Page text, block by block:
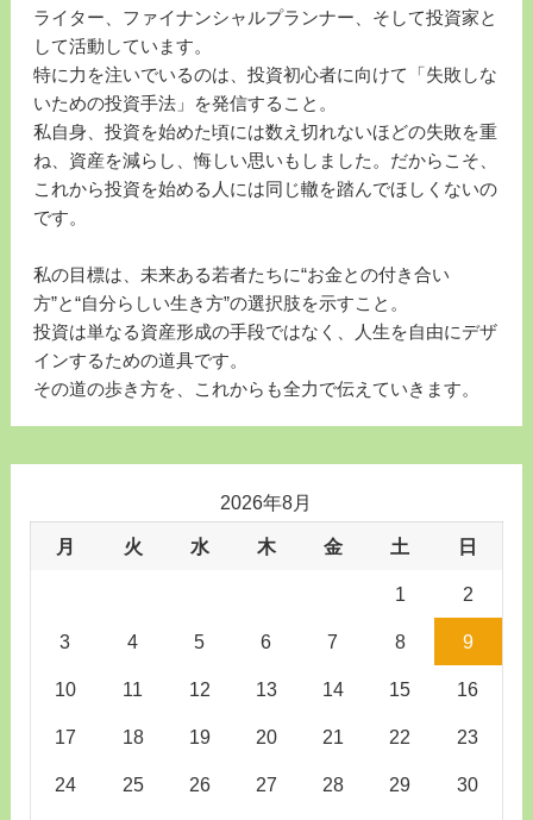
ライター、ファイナンシャルプランナー、そして投資家と
して活動しています。
特に力を注いでいるのは、投資初心者に向けて「失敗しな
いための投資手法」を発信すること。
私自身、投資を始めた頃には数え切れないほどの失敗を重
ね、資産を減らし、悔しい思いもしました。だからこそ、
これから投資を始める人には同じ轍を踏んでほしくないの
です。
私の目標は、未来ある若者たちに“お金との付き合い
方”と“自分らしい生き方”の選択肢を示すこと。
投資は単なる資産形成の手段ではなく、人生を自由にデザ
インするための道具です。
その道の歩き方を、これからも全力で伝えていきます。
2026年8月
月 火 水 木 金 土 日
1 2
3 4 5 6 7 8 9
10 11 12 13 14 15 16
17 18 19 20 21 22 23
24 25 26 27 28 29 30